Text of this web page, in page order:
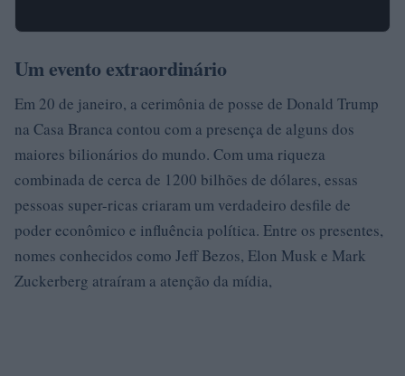
Um evento extraordinário
Em 20 de janeiro, a cerimônia de posse de Donald Trump
na Casa Branca contou com a presença de alguns dos
maiores bilionários do mundo. Com uma riqueza
combinada de cerca de 1200 bilhões de dólares, essas
pessoas super-ricas criaram um verdadeiro desfile de
poder econômico e influência política. Entre os presentes,
nomes conhecidos como Jeff Bezos, Elon Musk e Mark
Zuckerberg atraíram a atenção da mídia,